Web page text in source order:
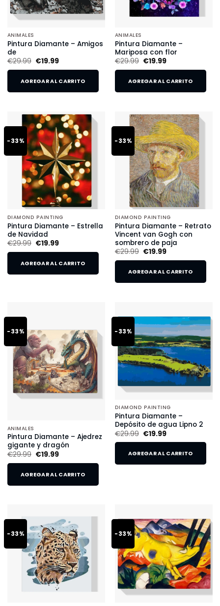
ANIMALES
Pintura Diamante – Amigos
de
€29.99 €19.99
AGREGAR AL CARRITO
ANIMALES
Pintura Diamante –
Mariposa con flor
€29.99 €19.99
AGREGAR AL CARRITO
-33%
DIAMOND PAINTING
Pintura Diamante – Estrella
de Navidad
€29.99 €19.99
AGREGAR AL CARRITO
-33%
DIAMOND PAINTING
Pintura Diamante – Retrato
Vincent van Gogh con
sombrero de paja
€29.99 €19.99
AGREGAR AL CARRITO
-33%
ANIMALES
Pintura Diamante – Ajedrez
gigante y dragón
€29.99 €19.99
AGREGAR AL CARRITO
-33%
DIAMOND PAINTING
Pintura Diamante –
Depósito de agua Lipno 2
€29.99 €19.99
AGREGAR AL CARRITO
-33% -33%